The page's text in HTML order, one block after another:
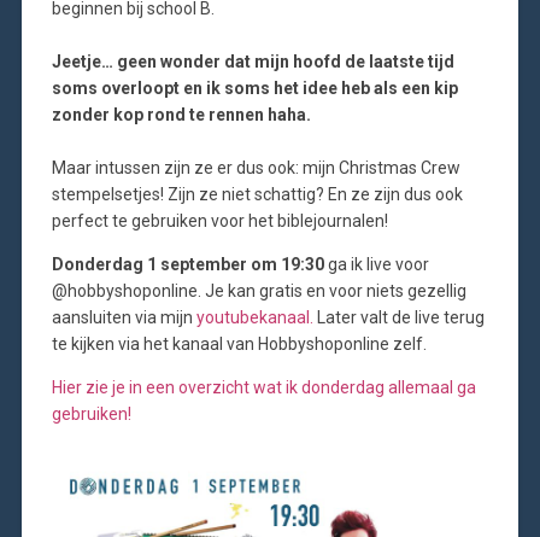
beginnen bij school B.
Jeetje… geen wonder dat mijn hoofd de laatste tijd
soms overloopt en ik soms het idee heb als een kip
zonder kop rond te rennen haha.
Maar intussen zijn ze er dus ook: mijn Christmas Crew
stempelsetjes! Zijn ze niet schattig? En ze zijn dus ook
perfect te gebruiken voor het biblejournalen!
Donderdag 1 september om 19:30ga ik live voor
@hobbyshoponline. Je kan gratis en voor niets gezellig
aansluiten via mijn youtubekanaal.
Later valt de live terug
te kijken via het kanaal van Hobbyshoponline zelf.
Hier zie je in een overzicht wat ik donderdag allemaal ga
gebruiken!